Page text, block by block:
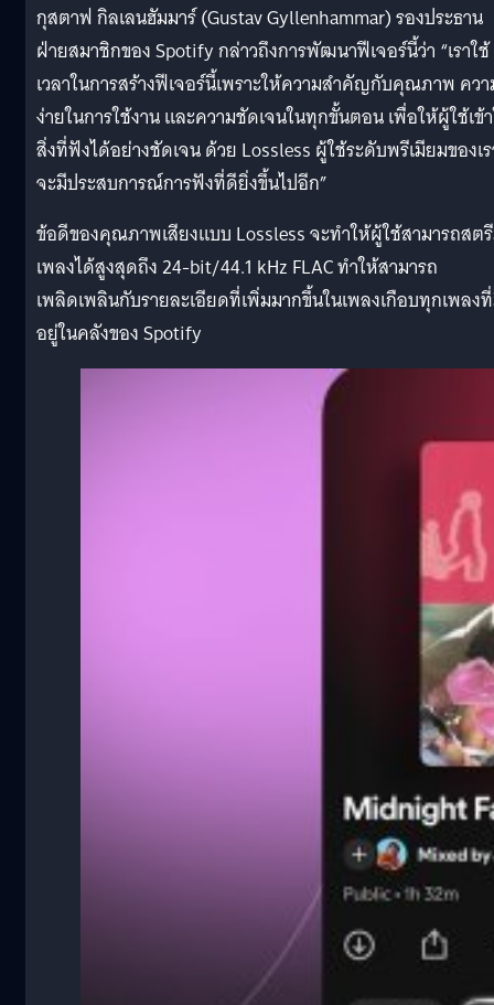
กุสตาฟ กิลเลนฮัมมาร์ (Gustav Gyllenhammar) รองประธาน
ฝ่ายสมาชิกของ Spotify กล่าวถึงการพัฒนาฟีเจอร์นี้ว่า “เราใช้
เวลาในการสร้างฟีเจอร์นี้เพราะให้ความสำคัญกับคุณภาพ คว
ง่ายในการใช้งาน และความชัดเจนในทุกขั้นตอน เพื่อให้ผู้ใช้เข้
สิ่งที่ฟังได้อย่างชัดเจน ด้วย Lossless ผู้ใช้ระดับพรีเมียมของเ
จะมีประสบการณ์การฟังที่ดียิ่งขึ้นไปอีก”
ข้อดีของคุณภาพเสียงแบบ Lossless จะทำให้ผู้ใช้สามารถสต
เพลงได้สูงสุดถึง 24-bit/44.1 kHz FLAC ทำให้สามารถ
เพลิดเพลินกับรายละเอียดที่เพิ่มมากขึ้นในเพลงเกือบทุกเพลง
อยู่ในคลังของ Spotify